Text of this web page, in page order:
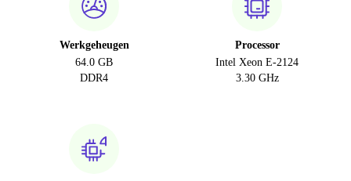
Werkgeheugen
64.0 GB
DDR4
Processor
Intel Xeon E-2124
3.30 GHz